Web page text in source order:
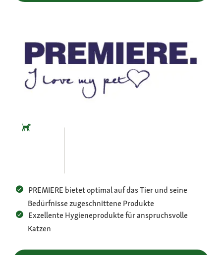
PREMIERE bietet optimal auf das Tier und seine
Bedürfnisse zugeschnittene Produkte
Exzellente Hygieneprodukte für anspruchsvolle
Katzen